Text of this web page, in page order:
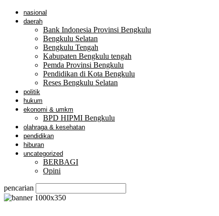
nasional
daerah
Bank Indonesia Provinsi Bengkulu
Bengkulu Selatan
Bengkulu Tengah
Kabupaten Bengkulu tengah
Pemda Provinsi Bengkulu
Pendidikan di Kota Bengkulu
Reses Bengkulu Selatan
politik
hukum
ekonomi & umkm
BPD HIPMI Bengkulu
olahraga & kesehatan
pendidikan
hiburan
uncategorized
BERBAGI
Opini
pencarian